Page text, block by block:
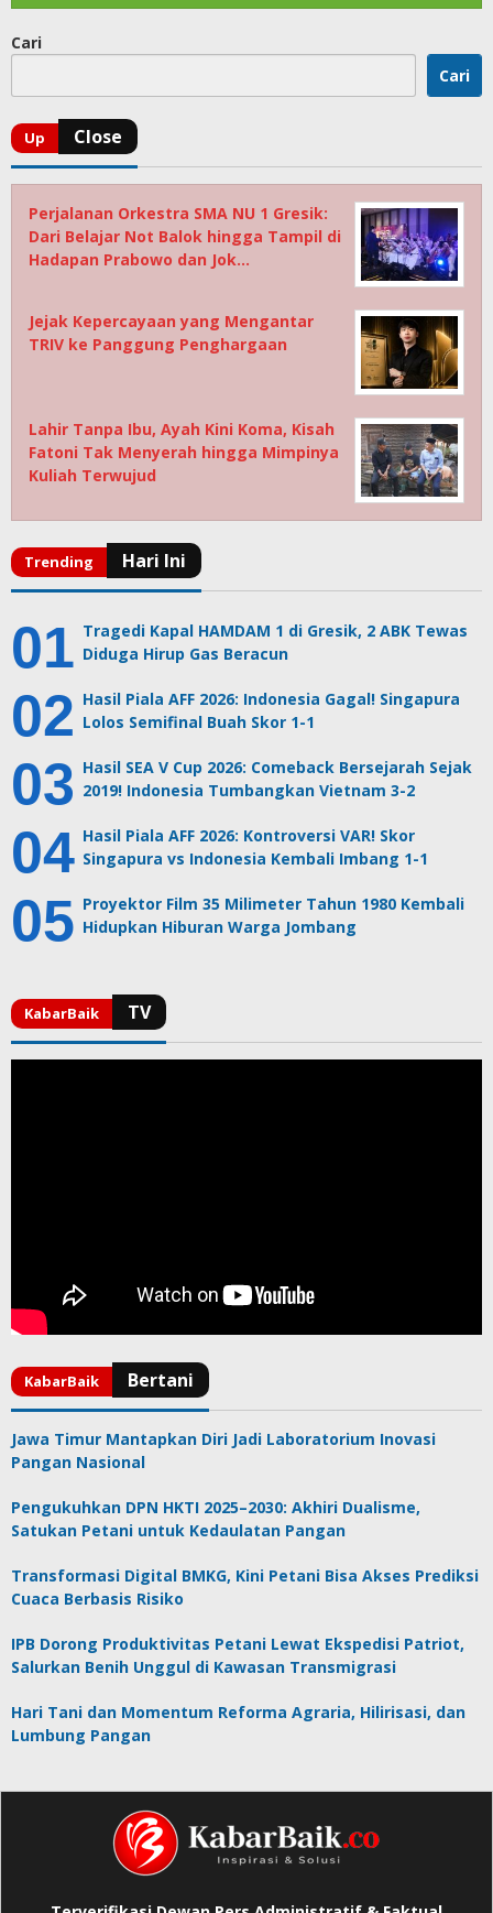
Cari
Cari
Perjalanan Orkestra SMA NU 1 Gresik:
Dari Belajar Not Balok hingga Tampil di
Hadapan Prabowo dan Jok…
Jejak Kepercayaan yang Mengantar
TRIV ke Panggung Penghargaan
Lahir Tanpa Ibu, Ayah Kini Koma, Kisah
Fatoni Tak Menyerah hingga Mimpinya
Kuliah Terwujud
Tragedi Kapal HAMDAM 1 di Gresik, 2 ABK Tewas
Diduga Hirup Gas Beracun
Hasil Piala AFF 2026: Indonesia Gagal! Singapura
Lolos Semifinal Buah Skor 1-1
Hasil SEA V Cup 2026: Comeback Bersejarah Sejak
2019! Indonesia Tumbangkan Vietnam 3-2
Hasil Piala AFF 2026: Kontroversi VAR! Skor
Singapura vs Indonesia Kembali Imbang 1-1
Proyektor Film 35 Milimeter Tahun 1980 Kembali
Hidupkan Hiburan Warga Jombang
Jawa Timur Mantapkan Diri Jadi Laboratorium Inovasi
Pangan Nasional
Pengukuhkan DPN HKTI 2025–2030: Akhiri Dualisme,
Satukan Petani untuk Kedaulatan Pangan
Transformasi Digital BMKG, Kini Petani Bisa Akses Prediksi
Cuaca Berbasis Risiko
IPB Dorong Produktivitas Petani Lewat Ekspedisi Patriot,
Salurkan Benih Unggul di Kawasan Transmigrasi
Hari Tani dan Momentum Reforma Agraria, Hilirisasi, dan
Lumbung Pangan